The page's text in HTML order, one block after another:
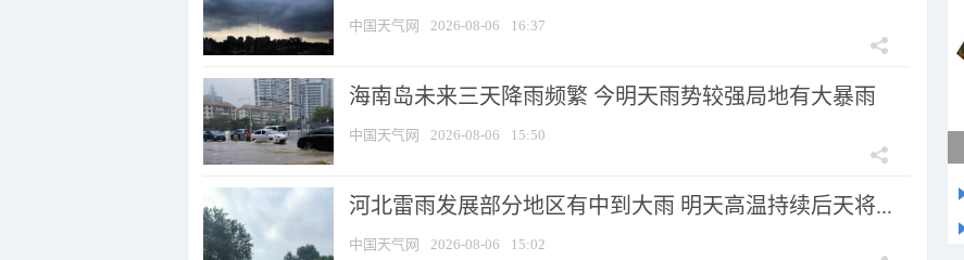
中国天气网 2026-08-06 16:37
海南岛未来三天降雨频繁 今明天雨势较强局地有大暴雨
中国天气网 2026-08-06 15:50
河北雷雨发展部分地区有中到大雨 明天高温持续后天将...
中国天气网 2026-08-06 15:02